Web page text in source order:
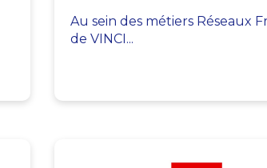
Au sein des métiers Réseaux
de VINCI...